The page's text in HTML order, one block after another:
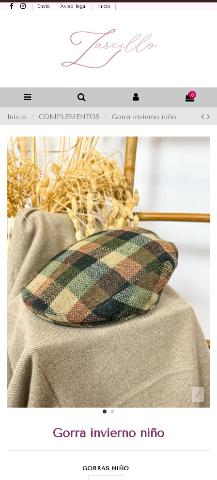
Envío Aviso legal Inicio
0
Inicio COMPLEMENTOS Gorra invierno niño
Gorra invierno niño
GORRAS NIÑO